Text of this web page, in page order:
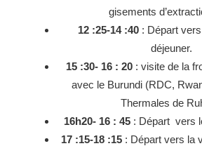
gisements
12 :25-14 :40 : Départ
déjeuner.
15 :30- 16 : 20: visite de la
avec le Burundi (RDC,
Thermales de
16h20- 16 : 45 : Départ vers
17 :15-18 :15: Départ vers la